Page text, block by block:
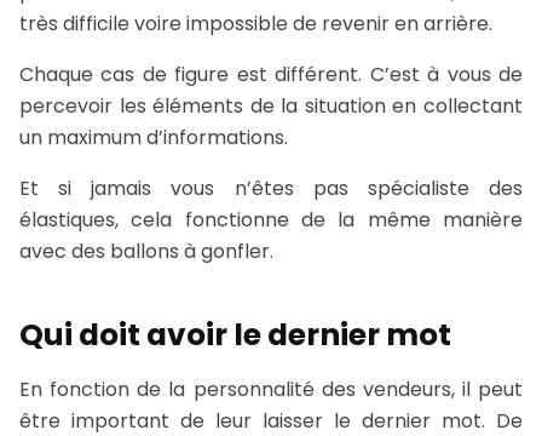
très difficile voire impossible de revenir en arrière.
Chaque cas de figure est différent. C’est à vous de
percevoir les éléments de la situation en collectant
un maximum d’informations.
Et si jamais vous n’êtes pas spécialiste des
élastiques, cela fonctionne de la même manière
avec des ballons à gonfler.
Qui doit avoir le dernier mot
En fonction de la personnalité des vendeurs, il peut
être important de leur laisser le dernier mot. De